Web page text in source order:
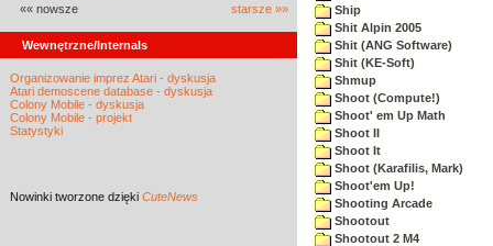
«« nowsze starsze »»
Wewnętrzne/Internals
Organizowanie imprez Atari - dyskusja
Atari demoscene database - dyskusja
Colony Mobile - dyskusja
Colony Mobile - projekt
Statystyki
Nowinki tworzone dzięki CuteNews
Ship
Shit Alpin 2005
Shit (ANG Software)
Shit (KE-Soft)
Shmup
Shoot (Compute!)
Shoot' em Up Math
Shoot II
Shoot It
Shoot (Karafilis, Mark)
Shoot'em Up!
Shooting Arcade
Shootout
Shootout 2 M4